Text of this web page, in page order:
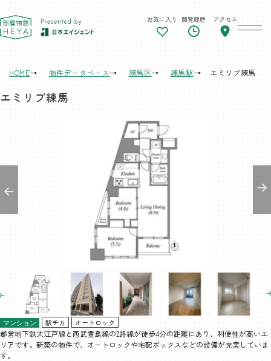
東京 部屋物語 お気に入り 閲覧履歴 アクセス
HOME 物件データベース 練馬区 練馬駅 エミリブ練馬
エミリブ練馬
マンション 駅チカ オートロック
都営地下鉄大江戸線と西武豊島線の2路線が徒歩4分の距離にあり、利便性が高いエ
リアです。新築の物件で、オートロックや宅配ボックスなどの設備が充実していま
す。